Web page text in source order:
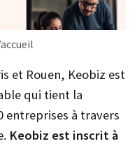
et Rouen, Keobiz est
qui tient la
entreprises à travers
Keobiz est inscrit à